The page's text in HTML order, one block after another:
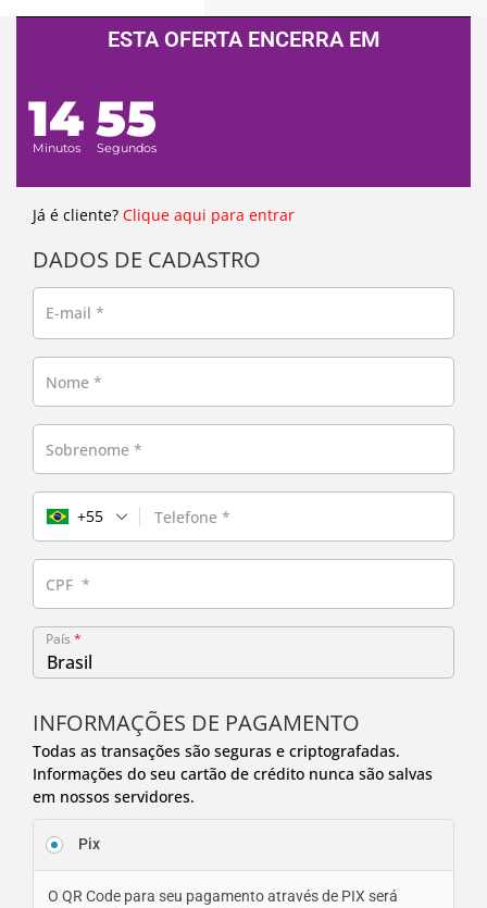
ESTA OFERTA ENCERRA EM
14
Minutos 55
Segundos
Já é cliente? Clique aqui para entrar
DADOS DE CADASTRO
E-mail *
Nome *
Sobrenome *
Telefone *
+55
CPF *
País *
Brasil
INFORMAÇÕES DE PAGAMENTO
Todas as transações são seguras e criptografadas.
Informações do seu cartão de crédito nunca são salvas
em nossos servidores.
Pix
O QR Code para seu pagamento através de PIX será